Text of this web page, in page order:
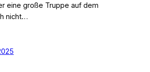
eine große Truppe auf dem
nicht…